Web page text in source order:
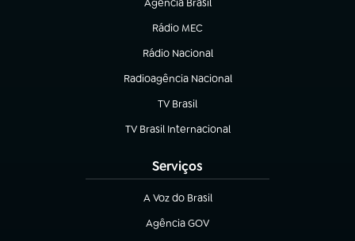
Agência Brasil
(abre em nova aba)
Rádio MEC
Rádio Nacional
(abre em nova aba)
Radioagência Nacional
(abre em nova aba)
TV Brasil
(abre em nova aba)
TV Brasil Internacional
(abre em nova aba)
Serviços
A Voz do Brasil
(abre em nova aba)
Agência GOV
(abre em nova aba)